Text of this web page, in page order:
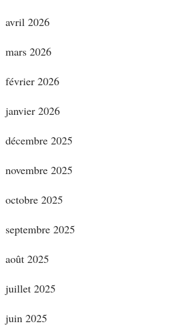
avril 2026
mars 2026
février 2026
janvier 2026
décembre 2025
novembre 2025
octobre 2025
septembre 2025
août 2025
juillet 2025
juin 2025